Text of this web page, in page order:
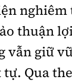
nghiêm
thuận
vẫn giữ
Qua